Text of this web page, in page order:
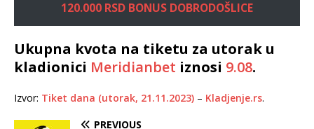
120.000 RSD BONUS DOBRODOŠLICE
Ukupna kvota na tiketu za utorak u
kladionici Meridianbet iznosi 9.08.
Izvor: Tiket dana (utorak, 21.11.2023) – Kladjenje.rs.
PREVIOUS